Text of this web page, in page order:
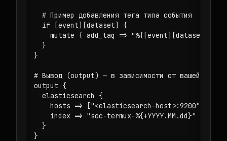
  # Пример добавления тега типа события
  if [event][dataset] {
    mutate { add_tag => "%{[event][dataset]}" }
  }
}
# Вывод (output) — в зависимости от вашей
output {
  elasticsearch {
    hosts => ["<elasticsearch-host>:9200"]
    index => "soc-termux-%{+YYYY.MM.dd}"
  }
}